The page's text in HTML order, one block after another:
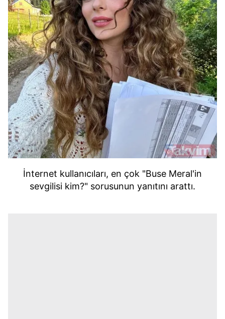
İnternet kullanıcıları, en çok "Buse Meral'in
sevgilisi kim?" sorusunun yanıtını arattı.